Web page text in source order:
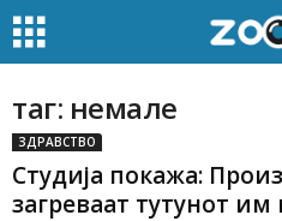
таг: немале
ЗДРАВСТВО
Студија покажа:
загреваат тутунот им